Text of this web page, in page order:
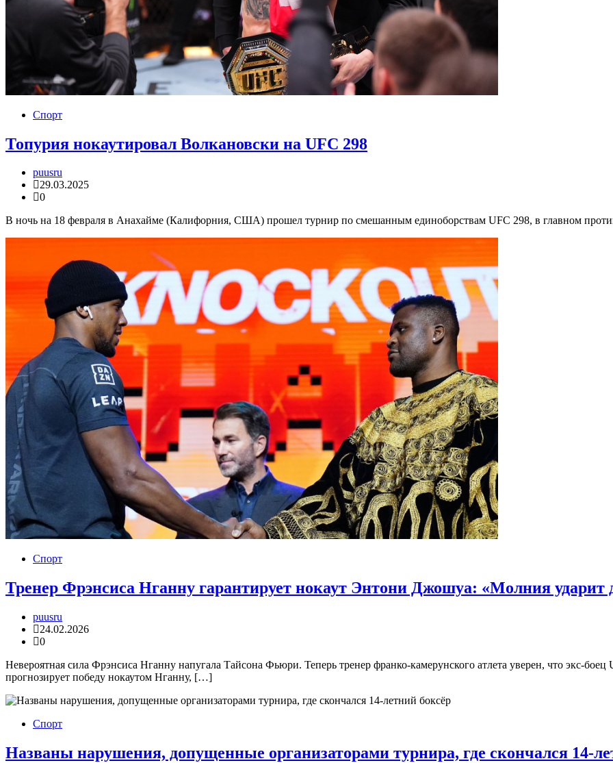
Спорт
Топурия нокаутировал Волкановски на UFC 298
puusru
29.03.2025
0
В ночь на 18 февраля в Анахайме (Калифорния, США) прошел турнир по смешанным единоборствам UFC 298, в главном
Спорт
Тренер Фрэнсиса Нганну гарантирует нокаут Энтони Джошуа: «Молния ударит
puusru
24.02.2026
0
Невероятная сила Фрэнсиса Нганну напугала Тайсона Фьюри. Теперь тренер франко-камерунского атлета уверен, что экс-
прогнозирует победу нокаутом Нганну, […]
Спорт
Названы нарушения, допущенные организаторами турнира, где скончался 14-